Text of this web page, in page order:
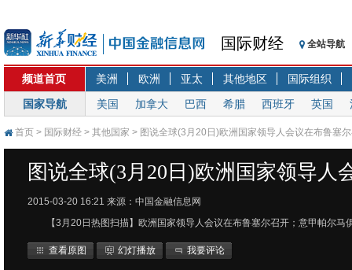
国际财经 全站导航
频道首页 美洲 欧洲 亚太 其他地区
国际组织
国家导航
美国 加拿大 巴西 希腊 西班牙 英国
首页 > 国际财经 > 其他国家 > 图说全球(3月20日)欧洲国家领导人会议在布鲁塞
图说全球(3月20日)欧洲国家领导人
2015-03-20 16:21 来源：中国金融信息网
【3月20日热图扫描】欧洲国家领导人会议在布鲁塞尔召开；意甲帕尔
查看原图 幻灯播放 我要评论